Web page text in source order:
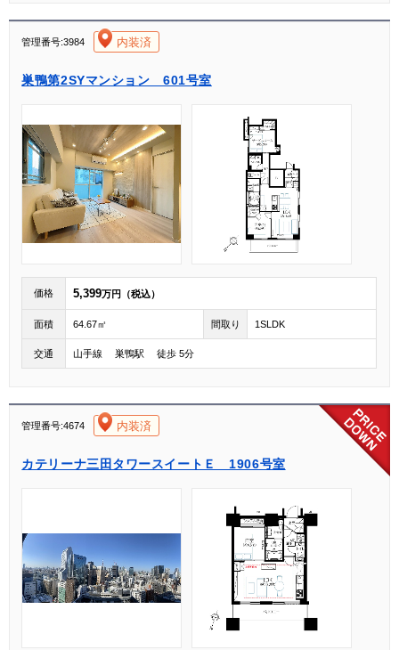
管理番号:3984 内装済
巣鴨第2SYマンション 601号室
価格 5,399万円（税込）
面積 64.67㎡ 間取り 1SLDK
交通 山手線 巣鴨駅 徒歩 5分
[004]
管理番号:4674 内装済
カテリーナ三田タワースイートＥ 1906号室
[004]